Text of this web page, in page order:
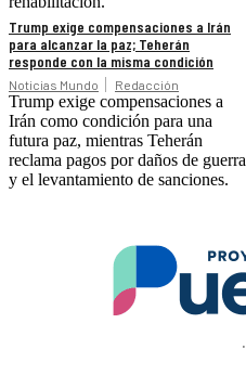
Trump exige compensaciones a Irán
para alcanzar la paz; Teherán
responde con la misma condición
Noticias Mundo Redacción
Trump exige compensaciones a
Irán como condición para una
futura paz, mientras Teherán
reclama pagos por daños de guerra
y el levantamiento de sanciones.
.